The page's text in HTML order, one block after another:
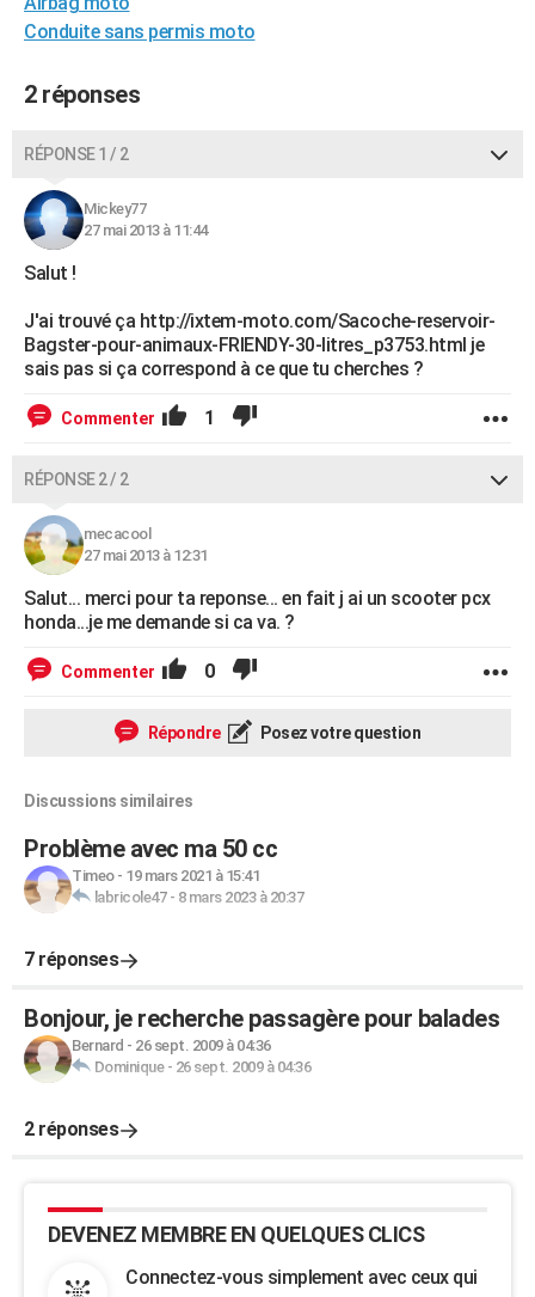
Destinations
City break
Voyage nature
Voyage de noces
Forum
Climat
+PHOTO
Carte de Noël
Carte Bonne année
Carte Saint-Valentin
Carte Pâques
Carte d'anniversaire
DICTIONNAIRE
Dictionnaire
Biographies
Citations
Expressions
Proverbes
PROGRAMME TV
COPAINS D'AVANT
S'inscrire
Se connecter
Lycées
Collèges
Primaires
Universités
Entreprises
Service militaire
Avis de recherche
AVIS DE DÉCÈS
FORUM
Conduite sans permis moto
2 réponses
RÉPONSE 1 / 2
Mickey77
27 mai 2013 à 11:44
Salut !
J'ai trouvé ça http://ixtem-moto.com/Sacoche-reservoir-
Bagster-pour-animaux-FRIENDY-30-litres_p3753.html je
sais pas si ça correspond à ce que tu cherches ?
Commenter 1
RÉPONSE 2 / 2
mecacool
27 mai 2013 à 12:31
Salut... merci pour ta reponse... en fait j ai un scooter pcx
honda...je me demande si ca va. ?
Commenter 0
Répondre Posez votre question
Discussions similaires
Problème avec ma 50 cc
Timeo- 19 mars 2021 à 15:41
labricole47- 8 mars 2023 à 20:37
7 réponses
Bonjour, je recherche passagère pour balades
Bernard - 26 sept. 2009 à 04:36
Dominique- 26 sept. 2009 à 04:36
2 réponses
DEVENEZ MEMBRE EN QUELQUES CLICS
Connectez-vous simplement avec ceux qui